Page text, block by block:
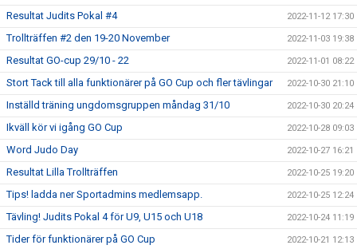
Resultat Judits Pokal #4 2022-11-12 17:30
Trollträffen #2 den 19-20 November 2022-11-03 19:38
Resultat GO-cup 29/10 - 22 2022-11-01 08:22
Stort Tack till alla funktionärer på GO Cup och fler tävlingar 2022-10-30 21:10
Inställd träning ungdomsgruppen måndag 31/10 2022-10-30 20:24
Ikväll kör vi igång GO Cup 2022-10-28 09:03
Word Judo Day 2022-10-27 16:21
Resultat Lilla Trollträffen 2022-10-25 19:20
Tips! ladda ner Sportadmins medlemsapp. 2022-10-25 12:24
Tävling! Judits Pokal 4 för U9, U15 och U18 2022-10-24 11:19
Tider för funktionärer på GO Cup 2022-10-21 12:13